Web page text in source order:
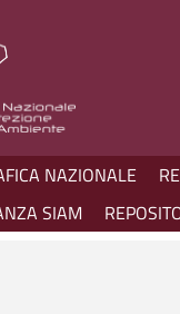
NAZIONALE
SIAM